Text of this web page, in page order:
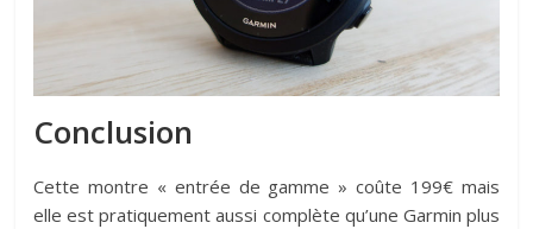
Conclusion
Cette montre « entrée de gamme » coûte 199€ mais
elle est pratiquement aussi complète qu’une Garmin plus